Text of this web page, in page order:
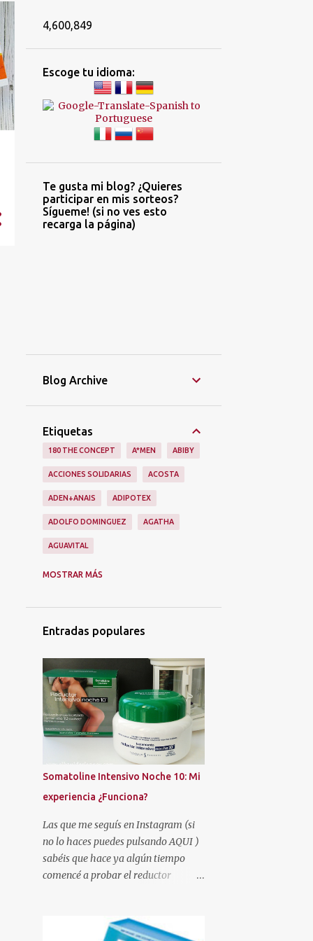
4,600,849
Escoge tu idioma:
Te gusta mi blog? ¿Quieres
participar en mis sorteos?
Sígueme! (si no ves esto
recarga la página)
Blog Archive
Etiquetas
180 THE CONCEPT A*MEN ABIBY
ACCIONES SOLIDARIAS ACOSTA
ADEN+ANAIS ADIPOTEX
ADOLFO DOMINGUEZ AGATHA
AGUAVITAL
ALAIN AFFLELOU
AMAPOLA BIO
AMAZON AMERICAN CREW
AMSTEL AMY'S TOUCH
ANNE MÖLLER AREAFAR
ARKOPHARMA
ASOS AUTAN
AUTOBRONCEADORES AVÈNE
AZZARO BATISTE BE+
BEAUTIES FACTORY BEAUTIK
MOSTRAR MÁS
Entradas populares
Somatoline Intensivo Noche 10: Mi
experiencia ¿Funciona?
Las que me seguís en Instagram (si
no lo haces puedes pulsando AQUI )
sabéis que hace ya algún tiempo
comencé a probar el reductor
verdad es que me llamaba